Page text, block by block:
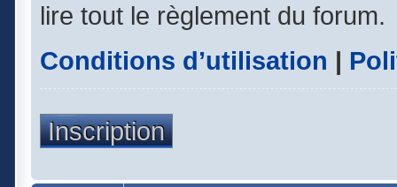
lire tout le règlement du forum.
Conditions d’utilisation |
Inscription